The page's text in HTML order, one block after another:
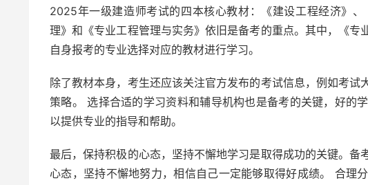
2025年一级建造师考试的四本核心教材：《建设工程经济》
理》和《专业工程管理与实务》依旧是备考的重点。其中，《
自身报考的专业选择对应的教材进行学习。
除了教材本身，考生还应该关注官方发布的考试信息，例如考
策略。 选择合适的学习资料和辅导机构也是备考的关键，好的
以提供专业的指导和帮助。
最后，保持积极的心态，坚持不懈地学习是取得成功的关键。
心态，坚持不懈地努力，相信自己一定能够取得好成绩。 合理